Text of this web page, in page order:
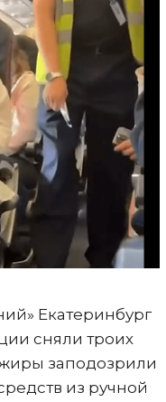
Екатеринбург
сняли троих
заподозрили
из ручной